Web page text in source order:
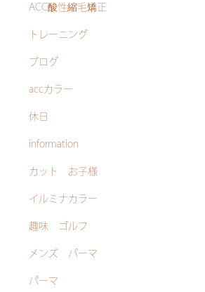
ACC酸性縮毛矯正
トレーニング
ブログ
accカラー
休日
information
カット お子様
イルミナカラー
趣味 ゴルフ
メンズ パーマ
パーマ